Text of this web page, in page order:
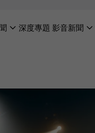
深度專題 影音新聞